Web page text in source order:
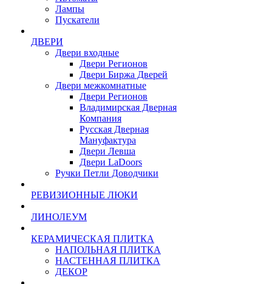
Лампы
Пускатели
ДВЕРИ
Двери входные
Двери Регионов
Двери Биржа Дверей
Двери межкомнатные
Двери Регионов
Владимирская Дверная
Компания
Русская Дверная
Мануфактура
Двери Левша
Двери LaDoors
Ручки Петли Доводчики
РЕВИЗИОННЫЕ ЛЮКИ
ЛИНОЛЕУМ
КЕРАМИЧЕСКАЯ ПЛИТКА
НАПОЛЬНАЯ ПЛИТКА
НАСТЕННАЯ ПЛИТКА
ДЕКОР